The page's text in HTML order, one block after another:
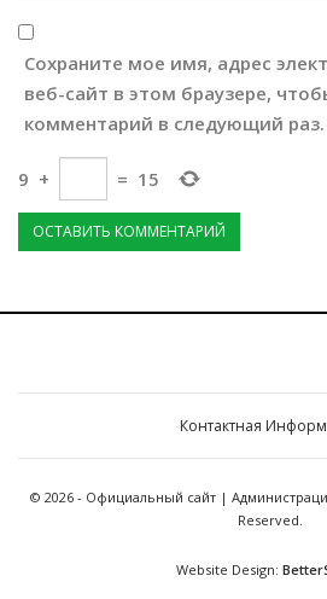
Сохраните мое имя, адрес
веб-сайт в этом браузере,
комментарий в следующий раз.
9 + = 15
Контактная
© 2026 - Официальный сайт |
Reserved.
Website Design: